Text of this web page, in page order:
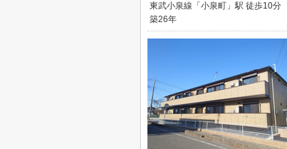
東武小泉線「小泉町」駅 徒歩10分
築26年